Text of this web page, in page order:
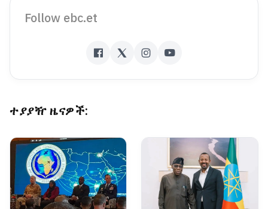
Follow ebc.et
ተያያዥ ዜናዎች: